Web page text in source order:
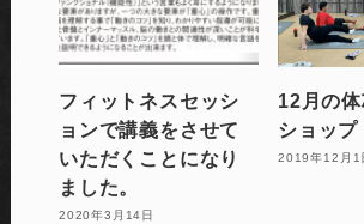
フィットネスセッシ
ョンで講義をさせて
いただくことになり
ました。
2020年3月14日
12月の
ショップ
2019年12月1